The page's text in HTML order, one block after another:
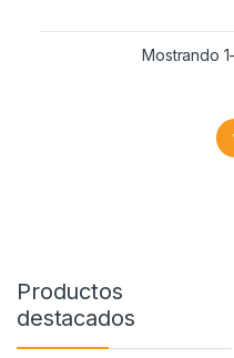
Mostrando
Productos
destacados